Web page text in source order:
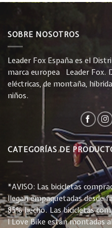
SOBRE NOSOTROS
Leader Fox España es el
marca europea Leader Fox.
eléctricas, de montaña,
niños.
CATEGORÍAS DE
*AVISO: Las bicicletas
llegan empaquetadas desde
85% hecho. Las bicicletas
I Love Bike están montadas